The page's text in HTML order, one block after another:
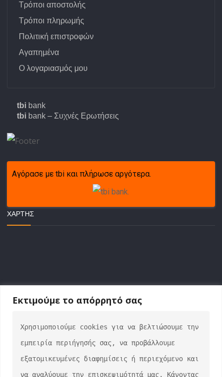
Εκτιμούμε το απόρρητό σας
Χρησιμοποιούμε cookies για να βελτιώσουμε την
εμπειρία περιήγησής σας, να προβάλλουμε
εξατομικευμένες διαφημίσεις ή περιεχόμενο και
να αναλύουμε την επισκεψιμότητά μας. Κάνοντας
Τρόποι αποστολής
Τρόποι πληρωμής
Πολιτική επιστροφών
Αγαπημένα
Ο λογαριασμός μου
tbi bank
tbi bank – Συχνές Ερωτήσεις
Αγόρασε με tbi και πλήρωσε αργότερα.
ΧΆΡΤΗΣ
ΕΠΙΚΟΙΝΩΝΙΑ
info@auto-verse.gr
2108317227